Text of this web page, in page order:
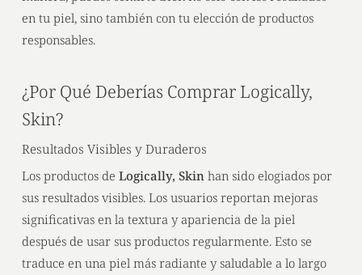
en tu piel, sino también con tu elección de productos
responsables.
¿Por Qué Deberías Comprar Logically,
Skin?
Resultados Visibles y Duraderos
Los productos de Logically, Skin han sido elogiados por
sus resultados visibles. Los usuarios reportan mejoras
significativas en la textura y apariencia de la piel
después de usar sus productos regularmente. Esto se
traduce en una piel más radiante y saludable a lo largo